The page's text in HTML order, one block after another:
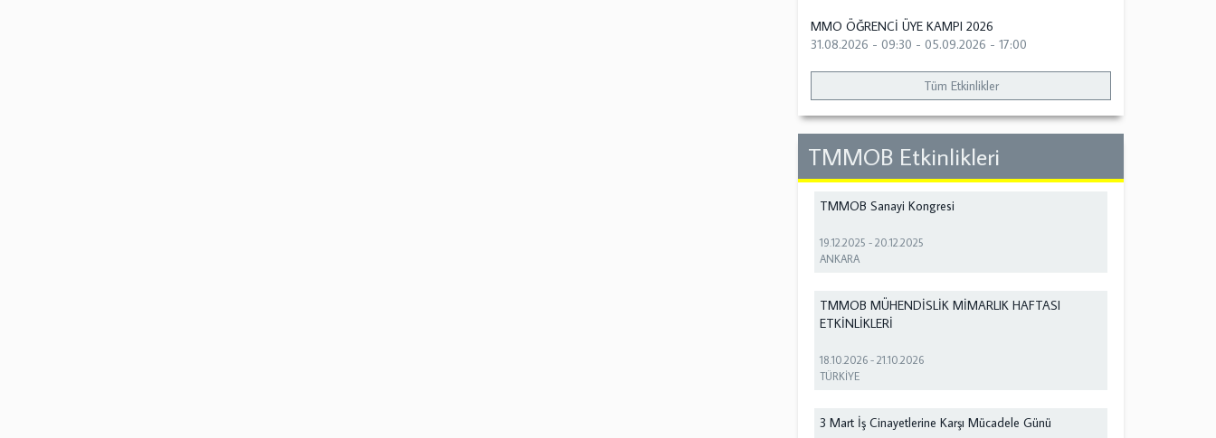
MMO ÖĞRENCİ ÜYE KAMPI 2026
31.08.2026 - 09:30 -05.09.2026 - 17:00
Tüm Etkinlikler
TMMOB Etkinlikleri
TMMOB Sanayi Kongresi
19.12.2025 -20.12.2025
ANKARA
TMMOB MÜHENDİSLİK MİMARLIK HAFTASI
ETKİNLİKLERİ
18.10.2026 -21.10.2026
TÜRKİYE
3 Mart İş Cinayetlerine Karşı Mücadele Günü